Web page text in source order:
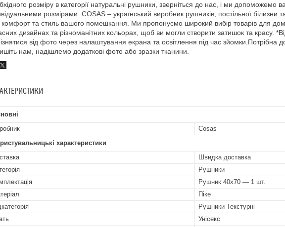
розміру в категорії натуральні рушники, зверніться до нас, і ми допоможемо
розмірами. COSAS – український виробник рушників, постільної
комфорт та стиль вашого помешкання. Ми пропонуємо широкий вибір товарів для
дизайнах та різноманітних кольорах, щоб ви могли створити затишок та красу.
від фото через налаштування екрана та освітлення під час
нам, надішлемо додаткові фото або зразки тканини.
Cosas
характеристики
Швидка доставка
Рушники
Рушник 40х70 — 1 шт.
Піке
Рушники Текстурні
Унісекс